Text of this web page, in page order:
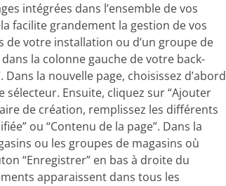
intégrées dans l’ensemble de vos
facilite grandement la gestion de vos
votre installation ou d’un groupe de
la colonne gauche de votre back-
Dans la nouvelle page, choisissez d’abord
sélecteur. Ensuite, cliquez sur “Ajouter
de création, remplissez les différents
ou “Contenu de la page”. Dans la
ou les groupes de magasins où
“Enregistrer” en bas à droite du
apparaissent dans tous les